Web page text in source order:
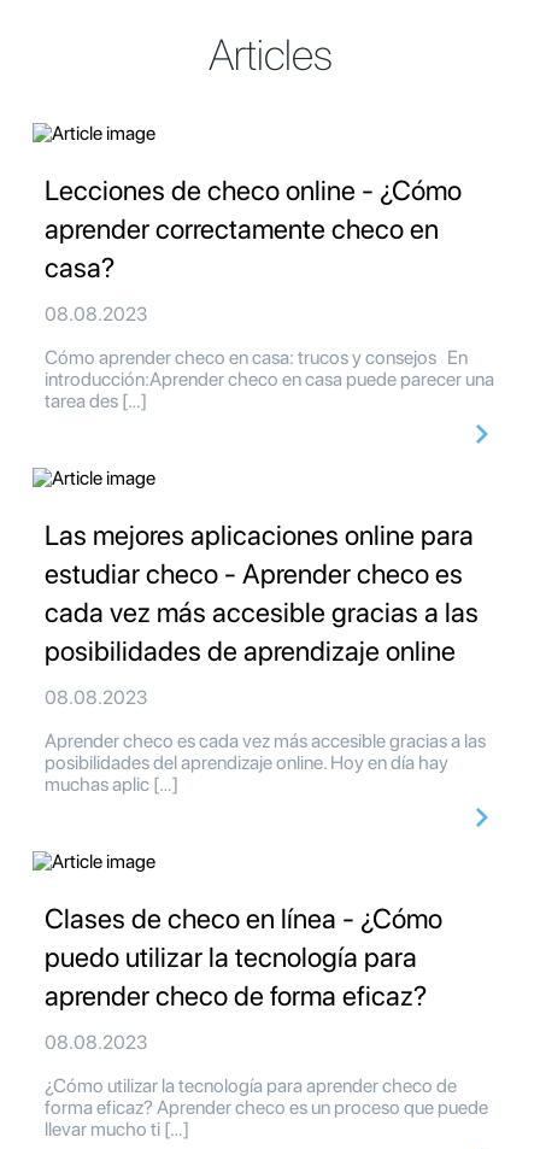
Articles
Lecciones de checo online - ¿Cómo
aprender correctamente checo en
casa?
08.08.2023
Cómo aprender checo en casa: trucos y consejos En
introducción:Aprender checo en casa puede parecer una
tarea des […]
Las mejores aplicaciones online para
estudiar checo - Aprender checo es
cada vez más accesible gracias a las
posibilidades de aprendizaje online
08.08.2023
Aprender checo es cada vez más accesible gracias a las
posibilidades del aprendizaje online. Hoy en día hay
muchas aplic […]
Clases de checo en línea - ¿Cómo
puedo utilizar la tecnología para
aprender checo de forma eficaz?
08.08.2023
¿Cómo utilizar la tecnología para aprender checo de
forma eficaz? Aprender checo es un proceso que puede
llevar mucho ti […]